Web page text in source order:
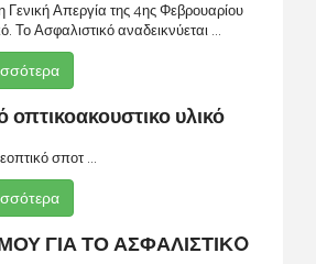
Γενική Απεργία της 4ης Φεβρουαρίου
Το Ασφαλιστικό αναδεικνύεται ...
οπτικοακουστικο υλικό
σποτ ...
ΓΙΑ ΤΟ ΑΣΦΑΛΙΣΤΙΚO